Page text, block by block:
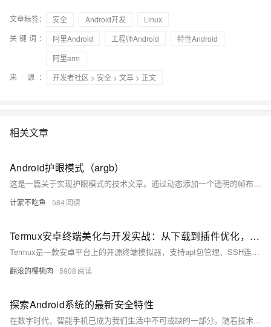
文章标签： 安全 Android开发
Linux
关键词：
阿里Android 工程师Android
特性Android
阿里arm
来 源：
开发者社区 > 安全 > 文章 > 正文
相关文章
Android护眼模式（argb）
这是一篇关于实现护眼模式的技术文章。通过动态添加一个透明的帧布局（FrameLayout），并设置其不可触碰、不可聚焦，覆盖在应用界面之上。利用 `Color.argb()` 方法设置带有透明度的背景色，提供两种流行护眼色（浅绿和深绿）。开启护眼模式时，为帧布局设置计算好的颜色；关闭时恢复透明。若需全局生效，可在 BaseActivity 中初始化并调用相关方法。此方案简单高效，适合快速集成护眼功能。
计蒙不吃鱼 584
Termux安卓终端美化与开发实战：从下载到插件优化，小白也能玩转Linux
Termux是一款安卓平台上的开源终端模拟器，支持apt包管理、SSH连接及Python/Node.js/C++开发环境搭建，被誉为“手机上的Linux系统”。其特点包括零ROOT权限、跨平台开发和强大扩展性。本文详细介绍其安装准备、基础与高级环境配置、必备插件推荐、常见问题解决方法以及延伸学习资源，帮助用户充分利用Termux进行开发与学习。适用于Android 7+设备，原创内容转载请注明来源。
翻滚的樱桃肉 5908
探索Android系统的最新安全特性
在数字时代，智能手机已成为我们生活中不可或缺的一部分。随着技术的不断进步，手机操作系统的安全性也越来越受到重视。本文将深入探讨Android系统最新的安全特性，包括其设计理念、实施方式以及对用户的影响。通过分析这些安全措施如何保护用户免受恶意软件和网络攻击的威胁，我们希望为读者提供对Android安全性的全面了解。